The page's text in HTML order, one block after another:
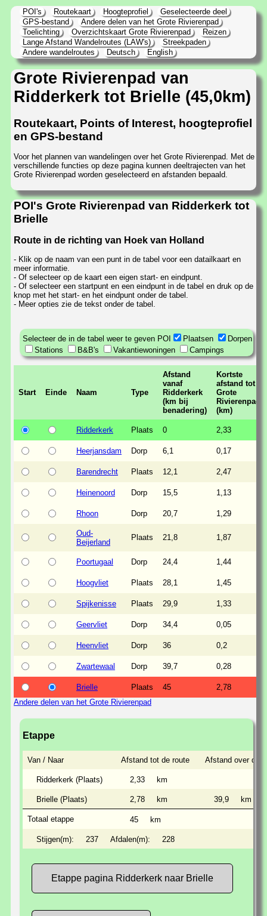
POI's Routekaart Hoogteprofiel
Geselecteerde deel
GPS-bestand
Andere delen van het Grote Rivierenpad
Toelichting
Overzichtskaart Grote Rivierenpad
Reizen
Lange Afstand Wandelroutes (LAW's)
Streekpaden
Andere wandelroutes
Deutsch English
Grote Rivierenpad van
Ridderkerk tot Brielle (45,0km)
Routekaart, Points of Interest, hoogteprofiel
en GPS-bestand
Voor het plannen van wandelingen over het Grote Rivierenpad. Met de
verschillende functies op deze pagina kunnen deeltrajecten van het
Grote Rivierenpad worden geselecteerd en afstanden bepaald.
POI's Grote Rivierenpad van Ridderkerk tot
Brielle
Route in de richting van Hoek van Holland
- Klik op de naam van een punt in de tabel voor een datailkaart en
meer informatie.
- Of selecteer op de kaart een eigen start- en eindpunt.
- Of selecteer een startpunt en een eindpunt in de tabel en druk op de
knop met het start- en het eindpunt onder de tabel.
- Meer opties zie de tekst onder de tabel.
Selecteer de in de tabel weer te geven POI Plaatsen
Dorpen
Stations
B&B's Vakantiewoningen Campings
Start Einde Naam Type
Afstand
vanaf
Ridderkerk
(km bij
benadering)
Kortste
afstand tot
Grote
Rivierenpad
(km)
Ridderkerk Plaats 0 2,33
Heerjansdam Dorp 6,1 0,17
Barendrecht Plaats 12,1 2,47
Heinenoord Dorp 15,5 1,13
Rhoon Dorp 20,7 1,29
Oud-
Beijerland
Plaats 21,8 1,87
Poortugaal Dorp 24,4 1,44
Hoogvliet Plaats 28,1 1,45
Spijkenisse Plaats 29,9 1,33
Geervliet Dorp 34,4 0,05
Heenvliet Dorp 36 0,2
Zwartewaal Dorp 39,7 0,28
Brielle Plaats 45
2,78
Andere delen van het Grote Rivierenpad
Etappe
Van / Naar Afstand tot de route Afstand over de
Ridderkerk (Plaats) 2,33 km
Brielle (Plaats) 2,78 km 39,9 km
Totaal etappe 45 km
Stijgen(m): 237 Afdalen(m): 228
Etappe pagina Ridderkerk naar Brielle